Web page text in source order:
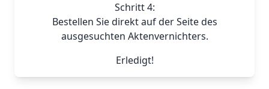
Schritt 4:
Bestellen Sie direkt auf der Seite des
ausgesuchten Aktenvernichters.
Erledigt!